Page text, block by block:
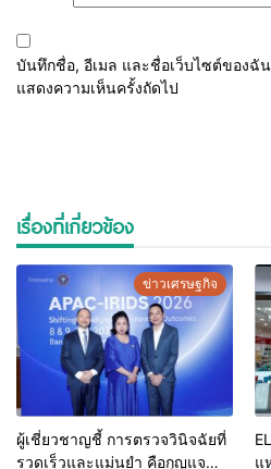
บันทึกชื่อ, อีเมล และชื่อเว็บไซต์ของฉั
แสดงความเห็นครั้งถัดไป
เรื่องที่เกี่ยวข้อง
ข่าวเศรษฐกิจ
ผู้เชี่ยวชาญชี้ การตรวจวินิจฉัยที่
รวดเร็วและแม่นยำ คือกุญแจ
แ